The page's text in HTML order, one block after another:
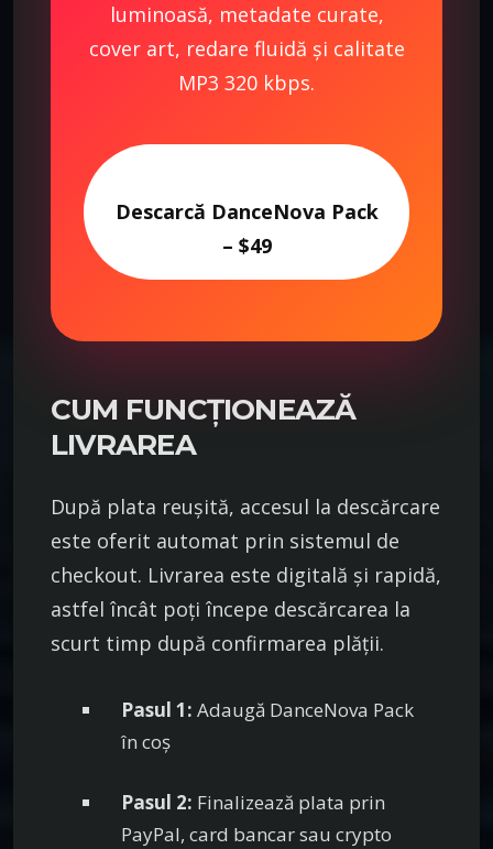
luminoasă, metadate curate,
cover art, redare fluidă și calitate
MP3 320 kbps.
Descarcă DanceNova Pack
– $49
CUM FUNCȚIONEAZĂ
LIVRAREA
După plata reușită, accesul la descărcare
este oferit automat prin sistemul de
checkout. Livrarea este digitală și rapidă,
astfel încât poți începe descărcarea la
scurt timp după confirmarea plății.
Pasul 1: Adaugă DanceNova Pack
în coș
Pasul 2: Finalizează plata prin
PayPal, card bancar sau crypto